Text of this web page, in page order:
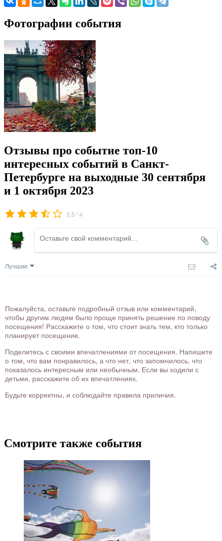
Фотографии события
Отзывы про событие топ-10
интересных событий в Санкт-
Петербурге на выходные 30 сентября
и 1 октября 2023
3.5 /4
Лучшие
Пожалуйста, оставьте подробный отзыв или комментарий,
чтобы другим людям было проще принять решение по поводу
посещения! Расскажите о том, что стоит знать тем, кто только
планирует посещение.
Поделитесь с своими впечатлениями от посещения. Напишите
о том, что вам понравилось, а что нет, что запомнилось, что
показалось интересным или необычным. Если вы ходили с
детьми, расскажите об их впечатлениях.
Будьте корректны, и соблюдайте правила приличия.
Смотрите также события